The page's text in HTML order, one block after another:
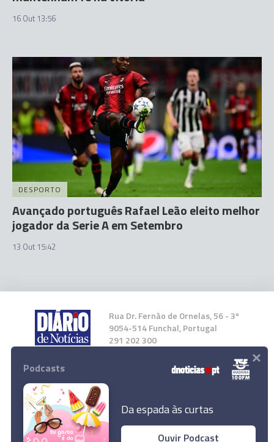
16 Out 13:56
DESPORTO
Avançado português Rafael Leão eleito melhor
jogador da Serie A em Setembro
13 Out 15:42
Rua Dr. Fernão de Ornelas, 56 - 3º
9054-514 Funchal, Portugal
291 202 300
Instale a nossa App
Podcasts
Da espada às curtas
Ouvir Podcast
×